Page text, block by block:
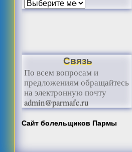
Связь
По всем вопросам и
предложениям обращайтесь
на электронную почту
admin@parmafc.ru
Сайт болельщиков Пармы